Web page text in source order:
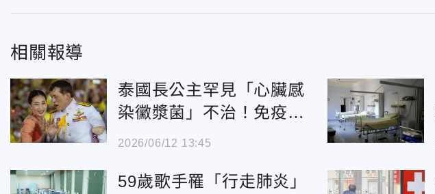
相關報導
泰國長公主罕見「心臟感
染黴漿菌」不治！免疫狀
況恐是關鍵
2026/06/12 13:45
59歲歌手罹「行走肺炎」